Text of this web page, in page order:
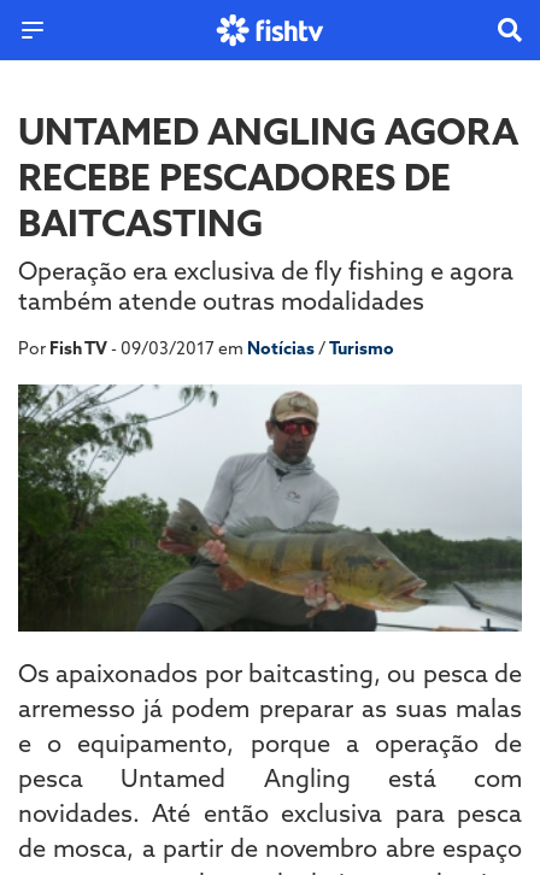
UNTAMED ANGLING AGORA
RECEBE PESCADORES DE
BAITCASTING
Operação era exclusiva de fly fishing e agora
também atende outras modalidades
Por Fish TV- 09/03/2017 em Notícias/Turismo
Os apaixonados por baitcasting, ou pesca de
arremesso já podem preparar as suas malas
e o equipamento, porque a operação de
pesca Untamed Angling está com
novidades. Até então exclusiva para pesca
de mosca, a partir de novembro abre espaço